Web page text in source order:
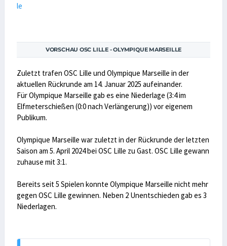
VORSCHAU OSC LILLE - OLYMPIQUE MARSEILLE
Zuletzt trafen OSC Lille und Olympique Marseille in der
aktuellen Rückrunde am 14. Januar 2025 aufeinander.
Für Olympique Marseille gab es eine Niederlage (3:4 im
Elfmeterschießen (0:0 nach Verlängerung)) vor eigenem
Publikum.
Olympique Marseille war zuletzt in der Rückrunde der letzten
Saison am 5. April 2024 bei OSC Lille zu Gast. OSC Lille gewann
zuhause mit 3:1.
Bereits seit 5 Spielen konnte Olympique Marseille nicht mehr
gegen OSC Lille gewinnen. Neben 2 Unentschieden gab es 3
Niederlagen.